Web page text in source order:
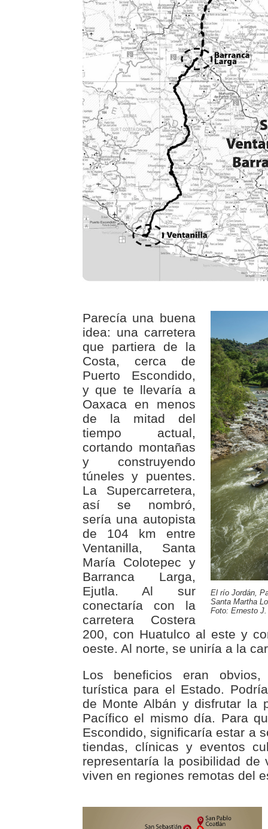
El río Jordán,
Santa Martha
Foto: Ernesto J.
Parecía una buena
idea: una carretera
que partiera de la
Costa, cerca de
Puerto Escondido,
y que te llevaría a
Oaxaca en menos
de la mitad del
tiempo actual,
cortando montañas
y construyendo
túneles y puentes.
La Supercarretera,
así se nombró,
sería una autopista
de 104 km entre
Ventanilla, Santa
María Colotepec y
Barranca Larga,
Ejutla. Al sur
conectaría con la
carretera Costera
200, con Huatulco al este y
oeste. Al norte, se uniría a la
Los beneficios eran
turística para el Estado.
de Monte Albán y disfrutar la
Pacífico el mismo día. Para
Escondido, significaría estar a
tiendas, clínicas y eventos
representaría la posibilidad de
viven en regiones remotas del